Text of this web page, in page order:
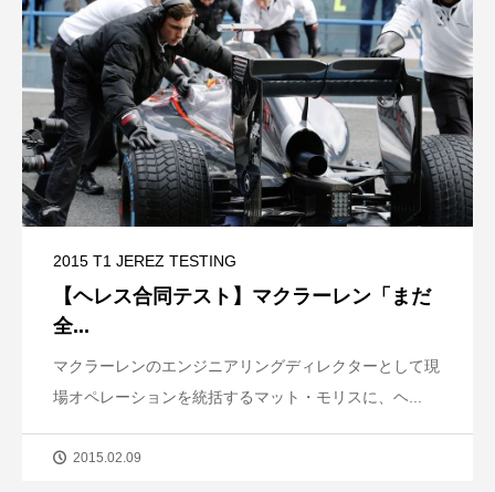
2015 T1 JEREZ TESTING
【ヘレス合同テスト】マクラーレン「まだ
全...
マクラーレンのエンジニアリングディレクターとして現
場オペレーションを統括するマット・モリスに、ヘ...
2015.02.09